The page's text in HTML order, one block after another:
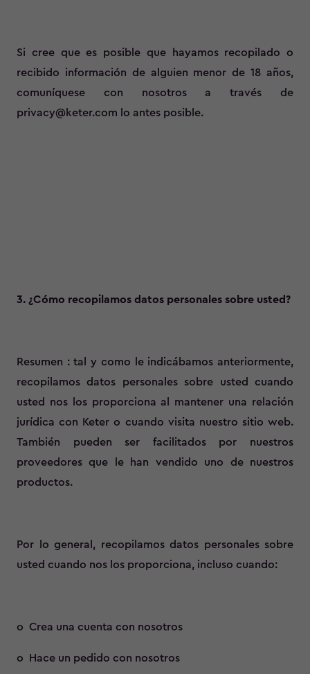
Si cree que es posible que hayamos recopilado o
recibido información de alguien menor de 18 años,
comuníquese con nosotros a través de
privacy@keter.com lo antes posible.
3. ¿Cómo recopilamos datos personales sobre usted?
Resumen : tal y como le indicábamos anteriormente,
recopilamos datos personales sobre usted cuando
usted nos los proporciona al mantener una relación
jurídica con Keter o cuando visita nuestro sitio web.
También pueden ser facilitados por nuestros
proveedores que le han vendido uno de nuestros
productos.
Por lo general, recopilamos datos personales sobre
usted cuando nos los proporciona, incluso cuando:
o Crea una cuenta con nosotros
o Hace un pedido con nosotros